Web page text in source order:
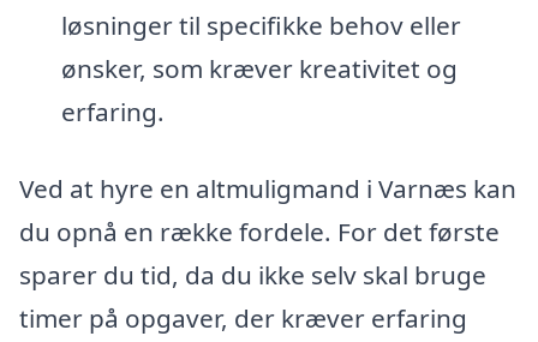
løsninger til specifikke behov eller
ønsker, som kræver kreativitet og
erfaring.
Ved at hyre en altmuligmand i Varnæs kan
du opnå en række fordele. For det første
sparer du tid, da du ikke selv skal bruge
timer på opgaver, der kræver erfaring